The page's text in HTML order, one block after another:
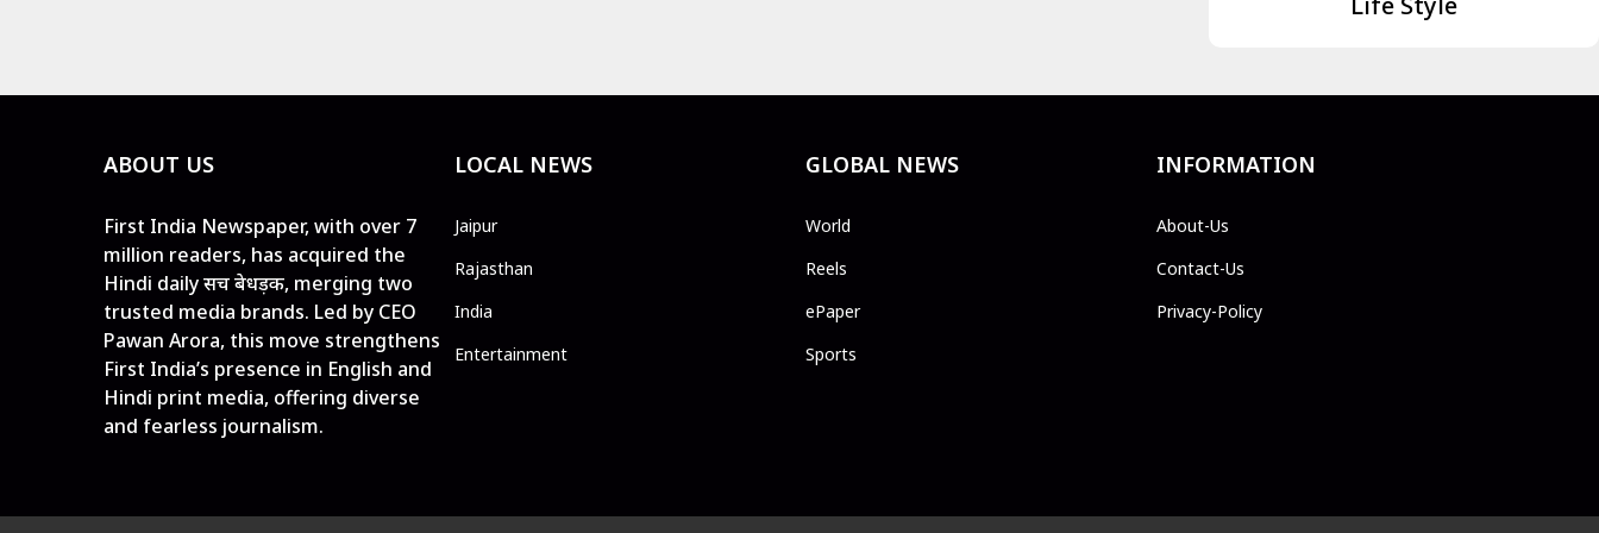
ABOUT US
First India Newspaper, with over 7
million readers, has acquired the
Hindi daily सच बेधड़क, merging two
trusted media brands. Led by CEO
Pawan Arora, this move strengthens
First India’s presence in English and
Hindi print media, offering diverse
and fearless journalism.
LOCAL NEWS
Jaipur
Rajasthan
India
Entertainment
GLOBAL NEWS
World
Reels
ePaper
Sports
INFORMATION
About-Us
Contact-Us
Privacy-Policy